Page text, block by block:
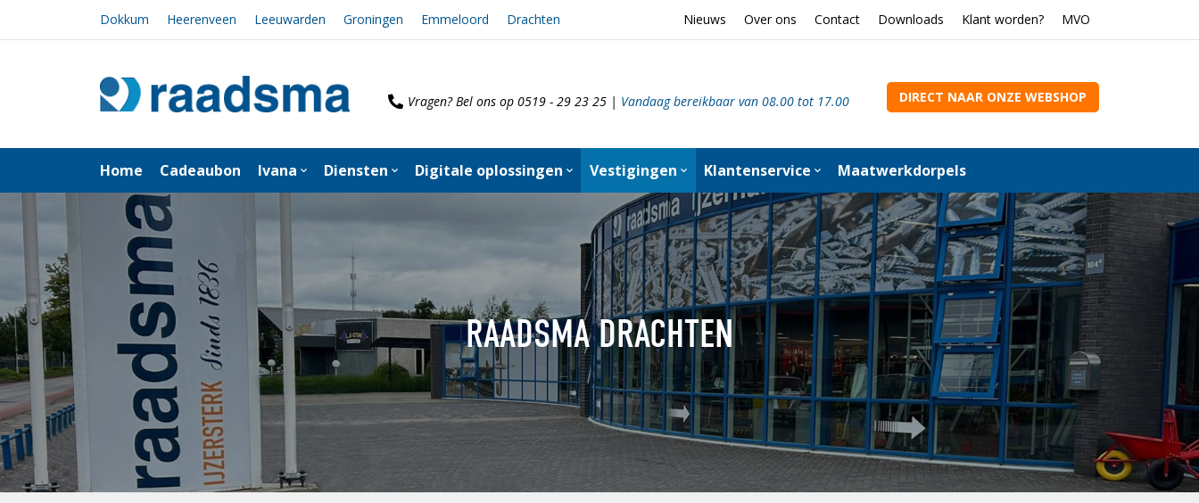
Dokkum Heerenveen Leeuwarden Groningen Emmeloord Drachten Nieuws Over ons Contact Downloads Klant worden? MVO
Vragen? Bel ons op 0519 - 29 23 25 | Vandaag bereikbaar van 08.00 tot 17.00 DIRECT NAAR ONZE WEBSHOP
Home Cadeaubon Ivana Diensten Digitale oplossingen Vestigingen Klantenservice Maatwerkdorpels
RAADSMA DRACHTEN